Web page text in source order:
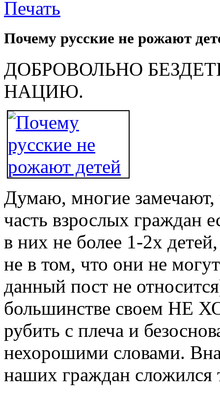
Почему русские не рожают
ДОБРОВОЛЬНО
НАЦИЮ.
Думаю, многие
часть взрослых граждан
в них не более 1-2х
не в том, что они не
данный пост не
большинстве своем НЕ
рубить с плеча и
нехорошими словами.
наших граждан сложился